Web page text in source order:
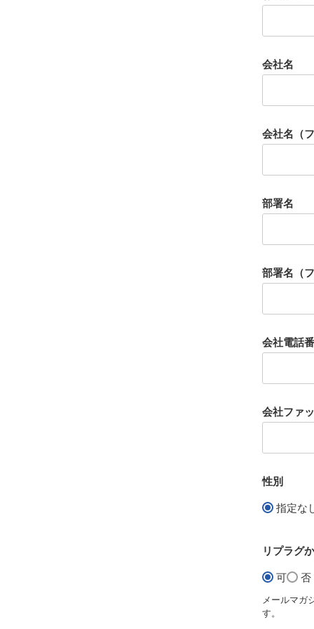
会社名
会社名（
部署名
部署名（
会社電話
会社ファ
性別
指定な
リプラグ
可 否
メールマガ
す。